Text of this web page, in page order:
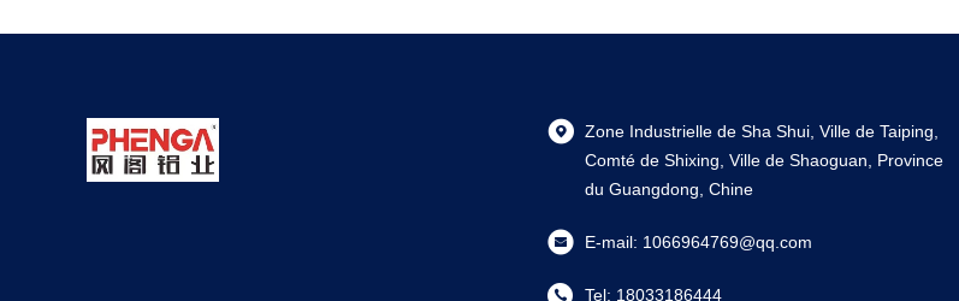
Zone Industrielle de Sha Shui, Ville de Taiping,
Comté de Shixing, Ville de Shaoguan, Province
du Guangdong, Chine
E-mail: 1066964769@qq.com
Tel: 18033186444